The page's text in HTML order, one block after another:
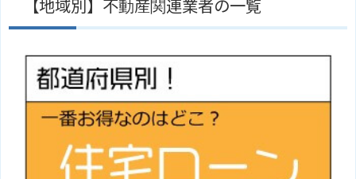
【地域別】不動産関連業者の一覧